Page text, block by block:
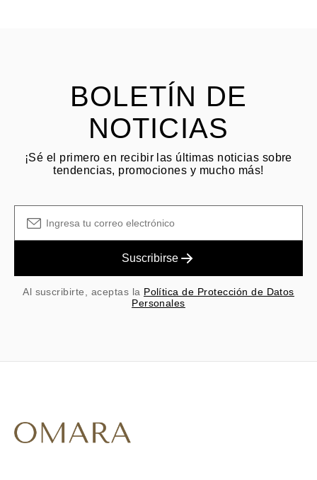
BOLETÍN DE
NOTICIAS
¡Sé el primero en recibir las últimas noticias sobre
tendencias, promociones y mucho más!
Suscribirse
Al suscribirte, aceptas la Política de Protección de Datos
Personales